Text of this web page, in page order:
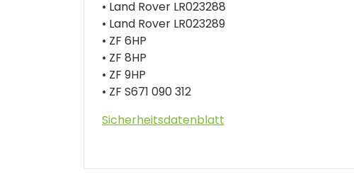
• Land Rover LR023288
• Land Rover LR023289
• ZF 6HP
• ZF 8HP
• ZF 9HP
• ZF S671 090 312
Sicherheitsdatenblatt